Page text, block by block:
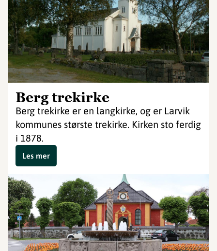
Berg trekirke
Berg trekirke er en langkirke, og er Larvik
kommunes største trekirke. Kirken sto ferdig
i 1878.
Les mer